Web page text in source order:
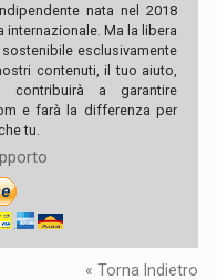
nata nel 2018
Ma la libera
esclusivamente
contenuti, il tuo aiuto,
a garantire
e farà la differenza per
tu.
« Torna Indietro